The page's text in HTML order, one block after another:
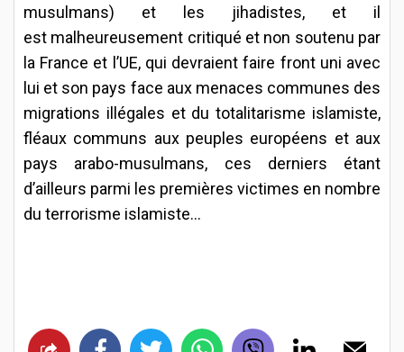
musulmans) et les jihadistes, et il
est malheureusement critiqué et non soutenu par
la France et l’UE, qui devraient faire front uni avec
lui et son pays face aux menaces communes des
migrations illégales et du totalitarisme islamiste,
fléaux communs aux peuples européens et aux
pays arabo-musulmans, ces derniers étant
d’ailleurs parmi les premières victimes en nombre
du terrorisme islamiste…